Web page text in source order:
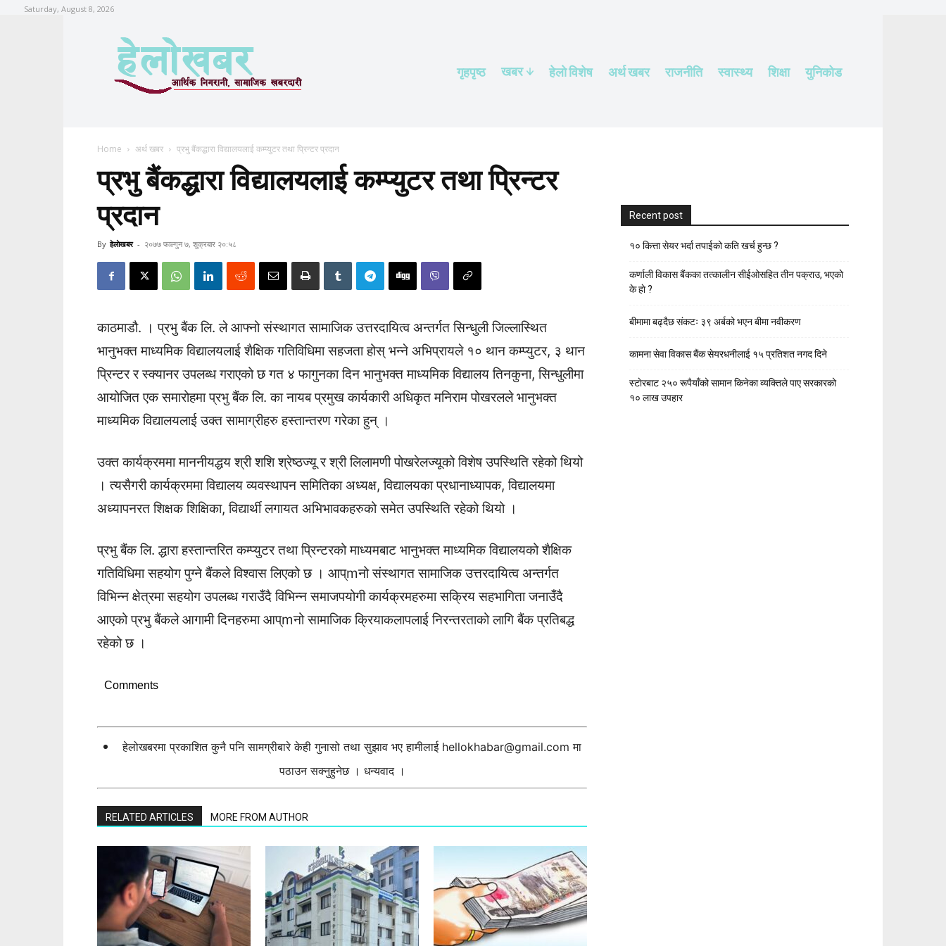
Saturday, August 8, 2026
गृहपृष्ठ खबर हेलाे विशेष अर्थ खबर राजनीति स्वास्थ्य शिक्षा युनिकोड
Home अर्थ खबर प्रभु बैंकद्धारा विद्यालयलाई कम्प्युटर तथा प्रिन्टर प्रदान
प्रभु बैंकद्धारा विद्यालयलाई कम्प्युटर तथा प्रिन्टर
प्रदान
By हेलाेखबर - २०७७ फाल्गुन ७, शुक्रबार २०:५८
काठमाडौ. । प्रभु बैंक लि. ले आफ्नो संस्थागत सामाजिक उत्तरदायित्व अन्तर्गत सिन्धुली जिल्लास्थित
भानुभक्त माध्यमिक विद्यालयलाई शैक्षिक गतिविधिमा सहजता होस् भन्ने अभिप्रायले १० थान कम्प्युटर, ३ थान
प्रिन्टर र स्क्यानर उपलब्ध गराएको छ गत ४ फागुनका दिन भानुभक्त माध्यमिक विद्यालय तिनकुना, सिन्धुलीमा
आयोजित एक समारोहमा प्रभु बैंक लि. का नायब प्रमुख कार्यकारी अधिकृत मनिराम पोखरलले भानुभक्त
माध्यमिक विद्यालयलाई उक्त सामाग्रीहरु हस्तान्तरण गरेका हुन् ।
उक्त कार्यक्रममा माननीयद्धय श्री शशि श्रेष्ठज्यू र श्री लिलामणी पोखरेलज्यूको विशेष उपस्थिति रहेको थियो
। त्यसैगरी कार्यक्रममा विद्यालय व्यवस्थापन समितिका अध्यक्ष, विद्यालयका प्रधानाध्यापक, विद्यालयमा
अध्यापनरत शिक्षक शिक्षिका, विद्यार्थी लगायत अभिभावकहरुको समेत उपस्थिति रहेको थियो ।
प्रभु बैंक लि. द्धारा हस्तान्तरित कम्प्युटर तथा प्रिन्टरको माध्यमबाट भानुभक्त माध्यमिक विद्यालयको शैक्षिक
गतिविधिमा सहयोग पुग्ने बैंकले विश्वास लिएको छ । आप्mनो संस्थागत सामाजिक उत्तरदायित्व अन्तर्गत
विभिन्न क्षेत्रमा सहयोग उपलब्ध गराउँदै विभिन्न समाजपयोगी कार्यक्रमहरुमा सक्रिय सहभागिता जनाउँदै
आएको प्रभु बैंकले आगामी दिनहरुमा आप्mनो सामाजिक क्रियाकलापलाई निरन्तरताको लागि बैंक प्रतिबद्ध
रहेको छ ।
Comments
हेलोखबरमा प्रकाशित कुनै पनि सामग्रीबारे केही गुनासो तथा सुझाव भए हामीलाई hellokhabar@gmail.com मा
पठाउन सक्नुहुनेछ । धन्यवाद ।
RELATED ARTICLES MORE FROM AUTHOR
Recent post
१० कित्ता सेयर भर्दा तपाईको कति खर्च हुन्छ ?
कर्णाली विकास बैंकका तत्कालीन सीईओसहित तीन पक्राउ, भएकाे
के हाे ?
बीमामा बढ्दैछ संकटः ३९ अर्बको भएन बीमा नवीकरण
कामना सेवा विकास बैंक सेयरधनीलाई १५ प्रतिशत नगद दिने
स्टाेरबाट २५० रूपैयाँको सामान किनेका व्यक्तिले पाए सरकारको
१० लाख उपहार